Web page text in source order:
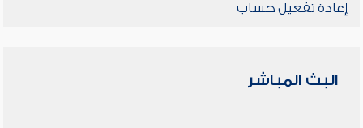
إعادة تفعيل حساب
البث المباشر